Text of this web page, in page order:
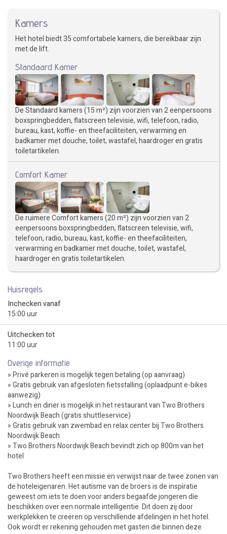
Kamers
Het hotel biedt 35 comfortabele kamers, die bereikbaar zijn
met de lift.
Standaard Kamer
De Standaard kamers (15 m²) zijn voorzien van 2 eenpersoons
boxspringbedden, flatscreen televisie, wifi, telefoon, radio,
bureau, kast, koffie- en theefaciliteiten, verwarming en
badkamer met douche, toilet, wastafel, haardroger en gratis
toiletartikelen.
Comfort Kamer
De ruimere Comfort kamers (20 m²) zijn voorzien van 2
eenpersoons boxspringbedden, flatscreen televisie, wifi,
telefoon, radio, bureau, kast, koffie- en theefaciliteiten,
verwarming en badkamer met douche, toilet, wastafel,
haardroger en gratis toiletartikelen.
Huisregels
Inchecken vanaf
15:00 uur
Uitchecken tot
11:00 uur
Overige informatie
» Privé parkeren is mogelijk tegen betaling (op aanvraag)
» Gratis gebruik van afgesloten fietsstalling (oplaadpunt e-bikes
aanwezig)
» Lunch en diner is mogelijk in het restaurant van Two Brothers
Noordwijk Beach (gratis shuttleservice)
» Gratis gebruik van zwembad en relax center bij Two Brothers
Noordwijk Beach
» Two Brothers Noordwijk Beach bevindt zich op 800m van het
hotel
Two Brothers heeft een missie en verwijst naar de twee zonen van
de hoteleigenaren. Het autisme van de broers is de inspiratie
geweest om iets te doen voor anders begaafde jongeren die
beschikken over een normale intelligentie. Dit doen zij door
werkplekken te creëren op verschillende afdelingen in het hotel.
Ook wordt er rekening gehouden met gasten die binnen deze